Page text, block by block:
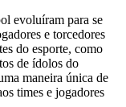
evoluíram para se
e torcedores
do esporte, como
de ídolos do
maneira única de
times e jogadores